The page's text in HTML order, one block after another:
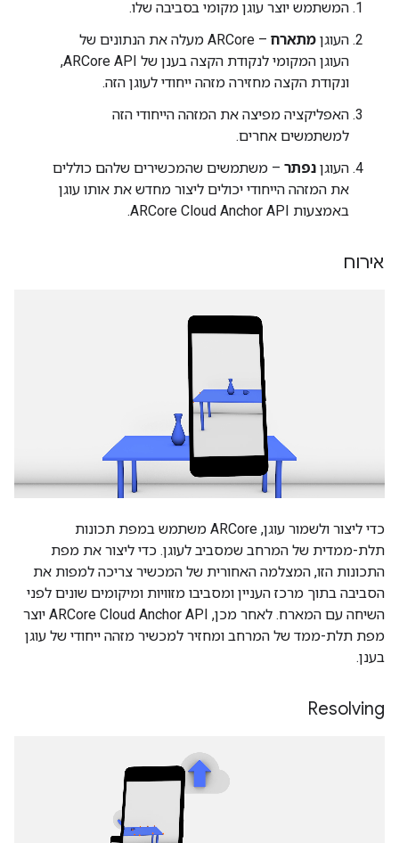
המשתמש יוצר עוגן מקומי בסביבה שלו.
העוגן מתארח
–‏ ARCore מעלה את הנתונים של
העוגן המקומי לנקודת הקצה בענן של ARCore API,
ונקודת הקצה מחזירה מזהה ייחודי לעוגן הזה.
האפליקציה מפיצה את המזהה הייחודי הזה
למשתמשים אחרים.
העוגן נפתר – משתמשים שהמכשירים שלהם כוללים
את המזהה הייחודי יכולים ליצור מחדש את אותו עוגן
באמצעות ARCore Cloud Anchor API.
אירוח
כדי ליצור ולשמור עוגן, ARCore משתמש במפת תכונות
תלת-ממדית של המרחב שמסביב לעוגן. כדי ליצור את מפת
התכונות הזו, המצלמה האחורית של המכשיר צריכה למפות את
הסביבה בתוך מרכז העניין ומסביבו מזוויות ומיקומים שונים לפני
השיחה עם המארח. לאחר מכן, ARCore Cloud Anchor API יוצר
מפת תלת-ממד של המרחב ומחזיר למכשיר מזהה ייחודי של עוגן
בענן.
Resolving